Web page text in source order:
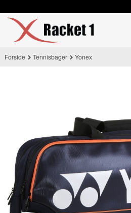
til
innholdet
Forside Tennisbager Yonex